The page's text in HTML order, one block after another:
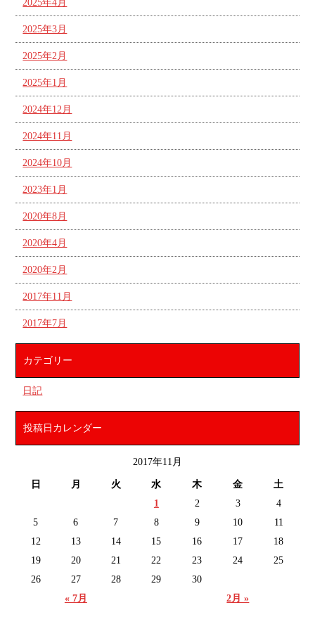
2025年4月
2025年3月
2025年2月
2025年1月
2024年12月
2024年11月
2024年10月
2023年1月
2020年8月
2020年4月
2020年2月
2017年11月
2017年7月
カテゴリー
日記
投稿日カレンダー
2017年11月
日 月 火 水 木 金 土
« 7月 2月 »
1 2 3
4
5
6 7 8 9 10
11
12
13 14 15 16 17
18
19
20 21 22 23 24
25
26
27 28 29 30